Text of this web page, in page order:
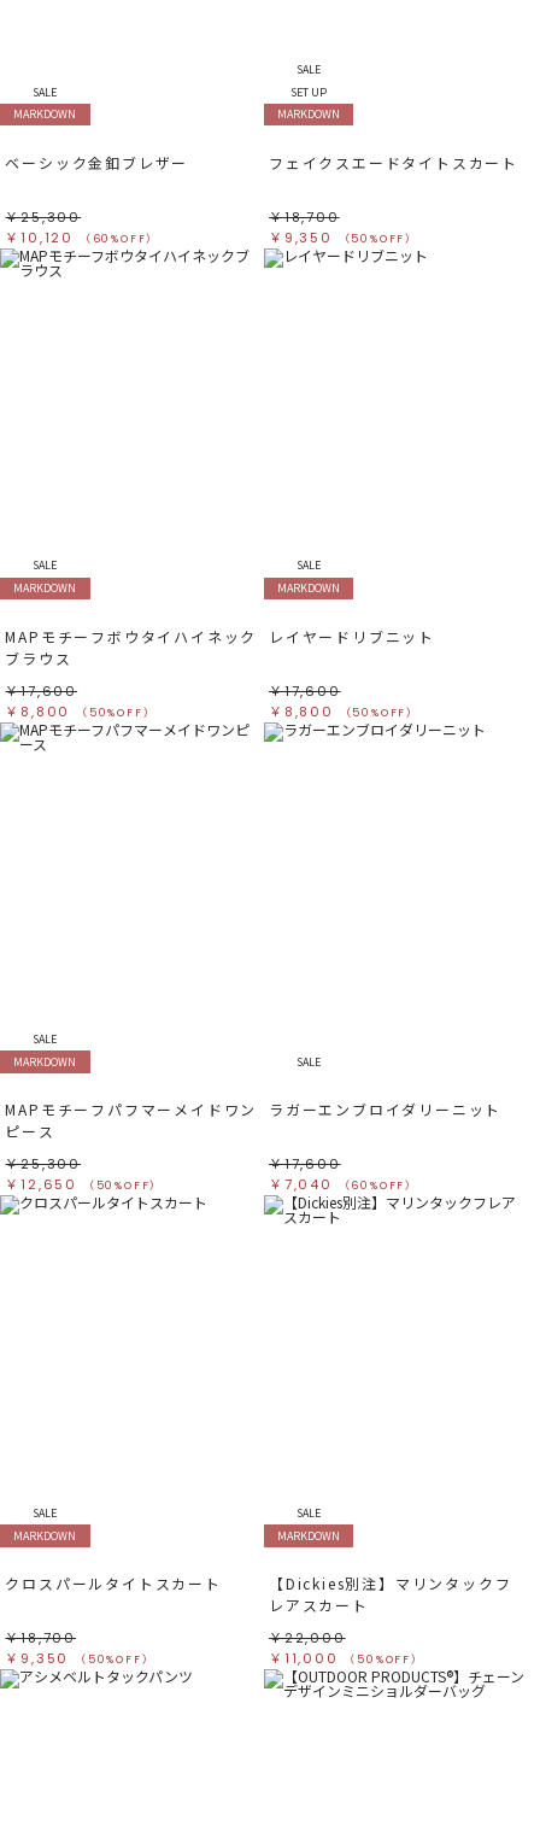
SALE
MARKDOWN
ベーシック金釦ブレザー
￥25,300
￥10,120
（60%OFF）
SALE
SET UP
MARKDOWN
フェイクスエードタイトスカート
￥18,700
￥9,350
（50%OFF）
SALE
MARKDOWN
MAPモチーフボウタイハイネック
ブラウス
￥17,600
￥8,800
（50%OFF）
SALE
MARKDOWN
レイヤードリブニット
￥17,600
￥8,800
（50%OFF）
SALE
MARKDOWN
MAPモチーフパフマーメイドワン
ピース
￥25,300
￥12,650
（50%OFF）
SALE
ラガーエンブロイダリーニット
￥17,600
￥7,040
（60%OFF）
SALE
MARKDOWN
クロスパールタイトスカート
￥18,700
￥9,350
（50%OFF）
SALE
MARKDOWN
【Dickies別注】マリンタックフ
レアスカート
￥22,000
￥11,000
（50%OFF）